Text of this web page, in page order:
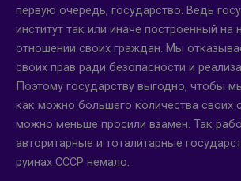
первую очередь, государство. Ведь
институт так или иначе построенный на
отношении своих граждан. Мы
своих прав ради безопасности и
Поэтому государству выгодно, чтобы
как можно большего количества своих
можно меньше просили взамен. Так
авторитарные и тоталитарные
руинах СССР немало.